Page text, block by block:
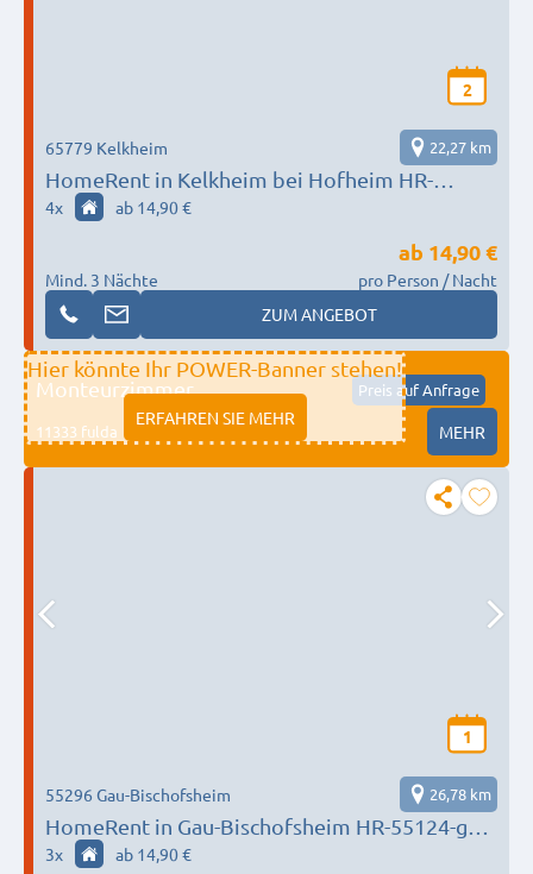
2
HomeRent in Kelkheim bei Hofheim HR-
55124-kelkheim
65779 Kelkheim 22,27 km
4x ab 14,90 €
Mind. 3 Nächte
ab 14,90 €
pro Person / Nacht
ZUM ANGEBOT
Hier könnte Ihr POWER-Banner stehen!
ERFAHREN SIE MEHR
Monteurzimmer Preis auf Anfrage
11333 fulda MEHR
1
HomeRent in Gau-Bischofsheim HR-55124-gau-
bischofsheim
55296 Gau-Bischofsheim 26,78 km
3x ab 14,90 €